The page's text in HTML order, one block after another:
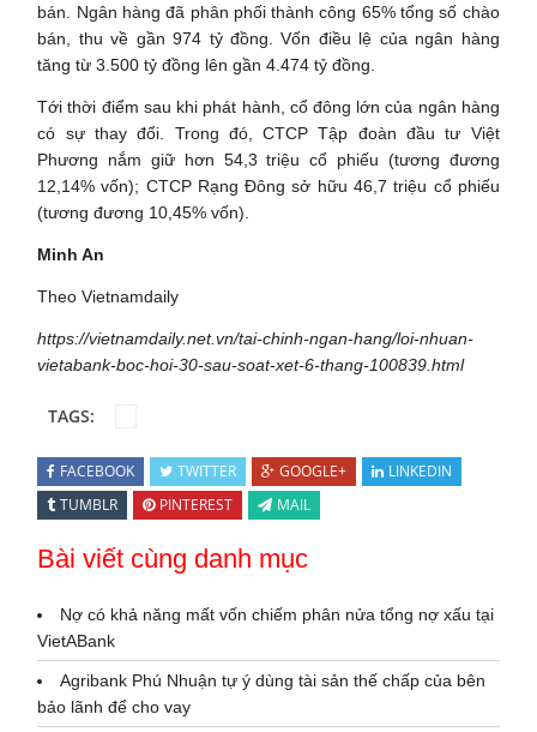
bán. Ngân hàng đã phân phối thành công 65% tổng số chào
bán, thu về gần 974 tỷ đồng. Vốn điều lệ của ngân hàng
tăng từ 3.500 tỷ đồng lên gần 4.474 tỷ đồng.
Tới thời điểm sau khi phát hành, cổ đông lớn của ngân hàng
có sự thay đổi. Trong đó, CTCP Tập đoàn đầu tư Việt
Phương nắm giữ hơn 54,3 triệu cổ phiếu (tương đương
12,14% vốn); CTCP Rạng Đông sở hữu 46,7 triệu cổ phiếu
(tương đương 10,45% vốn).
Minh An
Theo Vietnamdaily
https://vietnamdaily.net.vn/tai-chinh-ngan-hang/loi-nhuan-
vietabank-boc-hoi-30-sau-soat-xet-6-thang-100839.html
TAGS:
FACEBOOK TWITTER GOOGLE+
LINKEDIN
TUMBLR
PINTEREST MAIL
Bài viết cùng danh mục
Nợ có khả năng mất vốn chiếm phân nửa tổng nợ xấu tại
VietABank
Agribank Phú Nhuận tự ý dùng tài sản thế chấp của bên
bảo lãnh để cho vay